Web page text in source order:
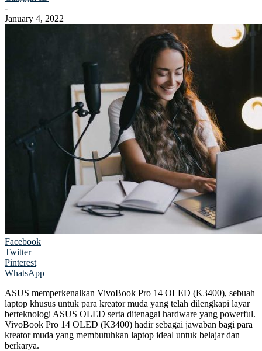
-
January 4, 2022
Facebook
Twitter
Pinterest
WhatsApp
ASUS memperkenalkan VivoBook Pro 14 OLED (K3400), sebuah
laptop khusus untuk para kreator muda yang telah dilengkapi layar
berteknologi ASUS OLED serta ditenagai hardware yang powerful.
VivoBook Pro 14 OLED (K3400) hadir sebagai jawaban bagi para
kreator muda yang membutuhkan laptop ideal untuk belajar dan
berkarya.